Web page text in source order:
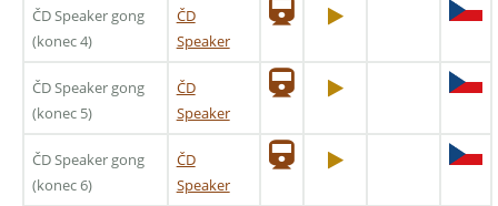
ČD Speaker gong
(konec 4)
ČD
Speaker
ČD Speaker gong
(konec 5)
ČD
Speaker
ČD Speaker gong
(konec 6)
ČD
Speaker